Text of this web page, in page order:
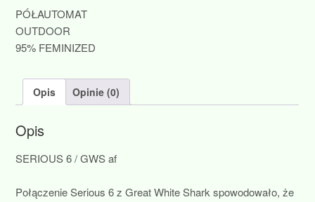
PÓŁAUTOMAT
OUTDOOR
95% FEMINIZED
Opis Opinie (0)
Opis
SERIOUS 6 / GWS af
Połączenie Serious 6 z Great White Shark spowodowało, że